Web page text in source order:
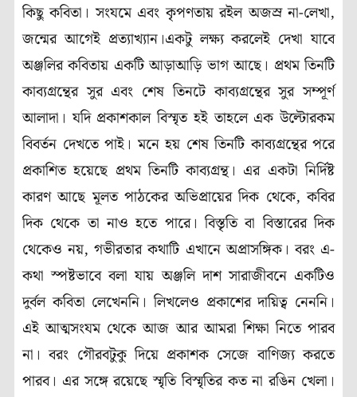
কিছু কবিতা। সংযমে এবং কৃপণতায় রইল অজস্র না-লেখা,
জন্মের আগেই প্রত্যাখ্যান।একটু লক্ষ্য করলেই দেখা যাবে
অঞ্জলির কবিতায় একটি আড়াআড়ি ভাগ আছে। প্রথম তিনটি
কাব্যগ্রন্থের সুর এবং শেষ তিনটে কাব্যগ্রন্থের সুর সম্পূর্ণ
আলাদা। যদি প্রকাশকাল বিস্মৃত হই তাহলে এক উল্টোরকম
বিবর্তন দেখতে পাই। মনে হয় শেষ তিনটি কাব্যগ্রন্থের পরে
প্রকাশিত হয়েছে প্রথম তিনটি কাব্যগ্রন্থ। এর একটা নির্দিষ্ট
কারণ আছে মূলত পাঠকের অভিপ্রায়ের দিক থেকে, কবির
দিক থেকে তা নাও হতে পারে। বিস্তৃতি বা বিস্তারের দিক
থেকেও নয়, গভীরতার কথাটি এখানে অপ্রাসঙ্গিক। বরং এ-
কথা স্পষ্টভাবে বলা যায় অঞ্জলি দাশ সারাজীবনে একটিও
দুর্বল কবিতা লেখেননি। লিখলেও প্রকাশের দায়িত্ব নেননি।
এই আত্মসংযম থেকে আজ আর আমরা শিক্ষা নিতে পারব
না। বরং গৌরবটুকু দিয়ে প্রকাশক সেজে বাণিজ্য করতে
পারব। এর সঙ্গে রয়েছে স্মৃতি বিস্মৃতির কত না রঙিন খেলা।